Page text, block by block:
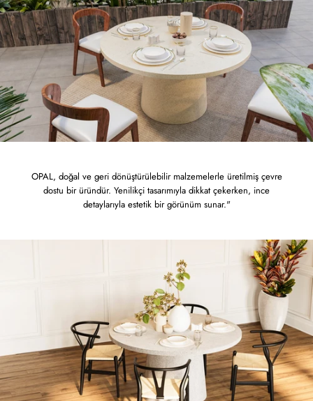
OPAL, doğal ve geri dönüştürülebilir malzemelerle üretilmiş çevre
dostu bir üründür. Yenilikçi tasarımıyla dikkat çekerken, ince
detaylarıyla estetik bir görünüm sunar."